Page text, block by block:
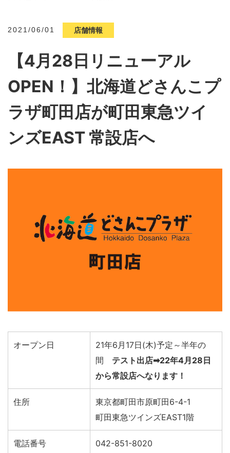
2021/06/01 店舗情報
【4月28日リニューアル
OPEN！】北海道どさんこプ
ラザ町田店が町田東急ツイ
ンズEAST 常設店へ
オープン日
21年6月17日(木)予定～半年の
間 テスト出店➡22年4月28日
から常設店へなります！
住所
東京都町田市原町田6-4-1
町田東急ツインズEAST1階
電話番号 042-851-8020